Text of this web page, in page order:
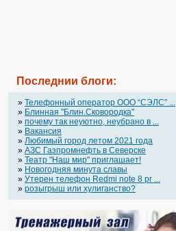
Последнии блоги:
» Телефонный оператор OOO “СЭЛС” ...
» Блинная "Блин.Сковородка"
» почему так неуютно, неубрано в ...
» Вакансия
» Любимый город летом 2021 года
» АЗС Газпромнефть в Северске
» Театр "Наш мир" приглашает!
» Новогодняя минута славы
» Утерен телефон Redmi note 8 pr ...
» розыгрыш или хулиганство?